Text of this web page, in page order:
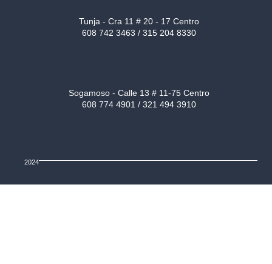
Tunja - Cra 11 # 20 - 17 Centro
608 742 3463 / 315 204 8330
Sogamoso - Calle 13 # 11-75 Centro
608 774 4901 / 321 494 3910
2024